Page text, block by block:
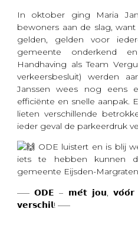
In oktober ging Maria
bewoners aan de slag,
gelden, gelden voor
gemeente onderkend
Handhaving als Team
verkeersbesluit) werden
Janssen wees nog eens
efficiënte en snelle aanpak.
lieten verschillende
ieder geval de parkeerdruk
ODE luistert en is blij
iets te hebben kunnen
gemeente Eijsden-
—– 𝗢𝗗𝗘 – 𝗺𝗲́𝘁 𝗷𝗼𝘂,
𝘃𝗲𝗿𝘀𝗰𝗵𝗶𝗹! —–